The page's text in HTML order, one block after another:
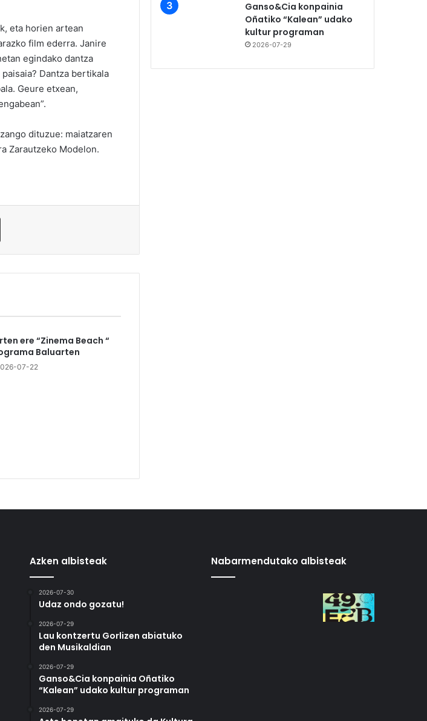
eta horien artean
film ederra. Janire
egindako dantza
Dantza bertikala
Geure etxean,
dituzue: maiatzaren
Zarautzeko Modelon.
ere “Zinema Beach “
Baluarten
07-22
Ganso&Cia konpainia
Oñatiko “Kalean” udako
kultur programan
2026-07-29
Azken albisteak
2026-07-30
Udaz ondo gozatu!
2026-07-29
Lau kontzertu Gorlizen abiatuko
den Musikaldian
2026-07-29
Ganso&Cia konpainia Oñatiko
“Kalean” udako kultur programan
2026-07-29
Nabarmendutako albisteak